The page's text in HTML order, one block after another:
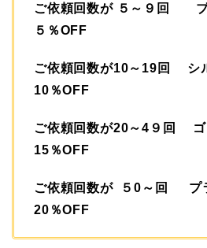
ご依頼回数が ５～９回
５％OFF
ご依頼回数が10～19回 シ
10％OFF
ご依頼回数が20～4９回
15％OFF
ご依頼回数が ５0～回 プ
20％OFF